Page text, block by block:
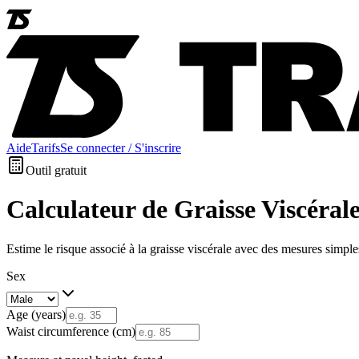
AideTarifsSe connecter / S'inscrire
Outil gratuit
Calculateur de Graisse
Estime le risque associé à la graisse viscérale avec des mesures
Sex
Age (years)
Waist circumference (cm)